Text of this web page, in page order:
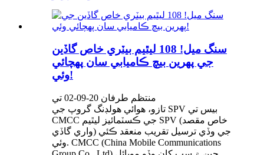
سنگ ميل! 108 ليٿيم بيٽري خاص گاڏين
جي پهرين بيچ ڪاميابي سان پهچائي
وئي!
منتظم طرفان 20-09-02 تي
تازو، هوائي هولڊنگ گروپ جي SPV بيس تي
CMCC جي ڪسٽمائيز ليٿيم SPV (خاص مقصد
واري گاڏي) جي وڏي ترسيل تقريب منعقد ڪئي
وئي. CMCC (China Mobile Communications